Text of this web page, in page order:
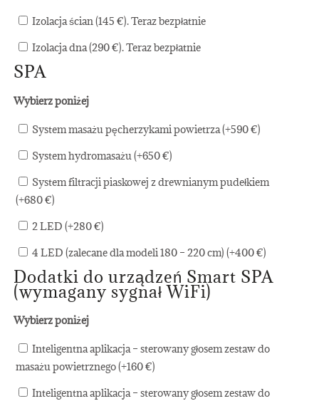
Izolacja ścian (145 €). Teraz bezpłatnie
Izolacja dna (290 €). Teraz bezpłatnie
SPA
Wybierz poniżej
System masażu pęcherzykami powietrza (+590€)
System hydromasażu (+650€)
System filtracji piaskowej z drewnianym pudełkiem
(+680€)
2 LED (+280€)
4 LED (zalecane dla modeli 180 – 220 cm) (+400€)
Dodatki do urządzeń Smart SPA
(wymagany sygnał WiFi)
Wybierz poniżej
Inteligentna aplikacja – sterowany głosem zestaw do
masażu powietrznego (+160€)
Inteligentna aplikacja – sterowany głosem zestaw do